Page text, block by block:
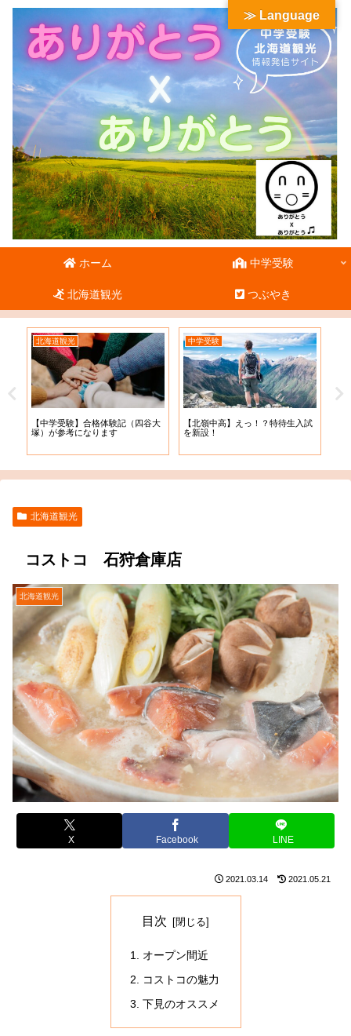
ホーム 中学受験
北海道観光 つぶやき
北海道観光
【中学受験】合格体験記（四谷大
塚）が参考になります
中学受験
【北嶺中高】えっ！？特待生入試
を新設！
北海道観光
コストコ 石狩倉庫店
北海道観光
X Facebook LINE
2021.03.14 2021.05.21
目次
オープン間近
コストコの魅力
下見のオススメ
≫ Language